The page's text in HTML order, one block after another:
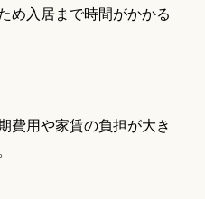
め入居まで時間がかかる
費用や家賃の負担が大き